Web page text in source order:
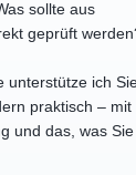
sollte aus
geprüft
unterstütze ich
praktisch – mit
und das, was Sie